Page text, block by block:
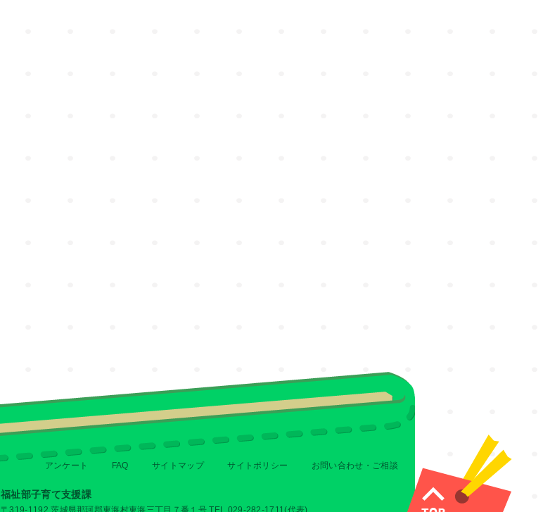
アンケート FAQ サイトマップ サイトポリシー お問い合わせ・ご相談
福祉部子育て支援課
〒319-1192 茨城県那珂郡東海村東海三丁目７番１号 TEL 029-282-1711(代表)